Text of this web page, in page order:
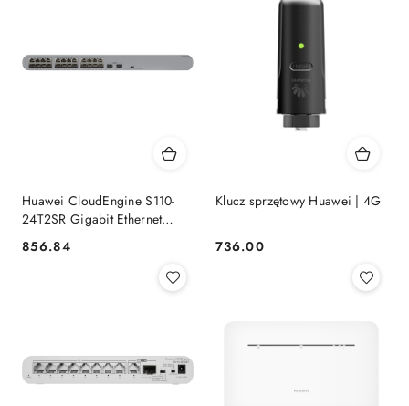
Huawei CloudEngine S110-
24T2SR Gigabit Ethernet
Cena:
856.84
Klucz sprzętowy Huawei | 4G
Cena:
736.00